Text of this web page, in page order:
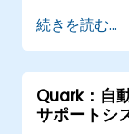
ーション
Qwenベ
ンスを
続きを読む...
Quark：自
サポートシ